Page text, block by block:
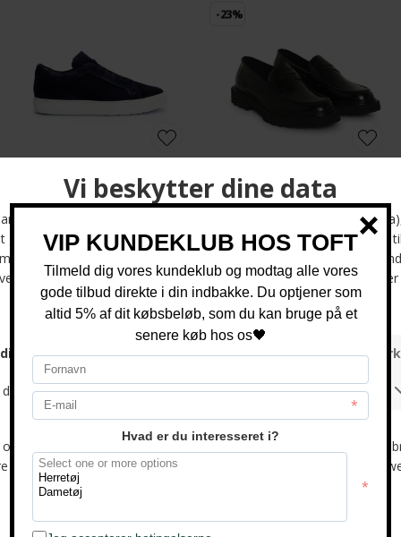
Lloyd - Metro | Sneakers Navy
-23%
Matinique - Locco shoes | Sko Black
DKK 1.000,-
Lacoste - T-clip | Sneakers KD2 KHK
DKK 950,- DKK 700,-
-33%
Lacoste - Storm 96 | Sneakers
-31%